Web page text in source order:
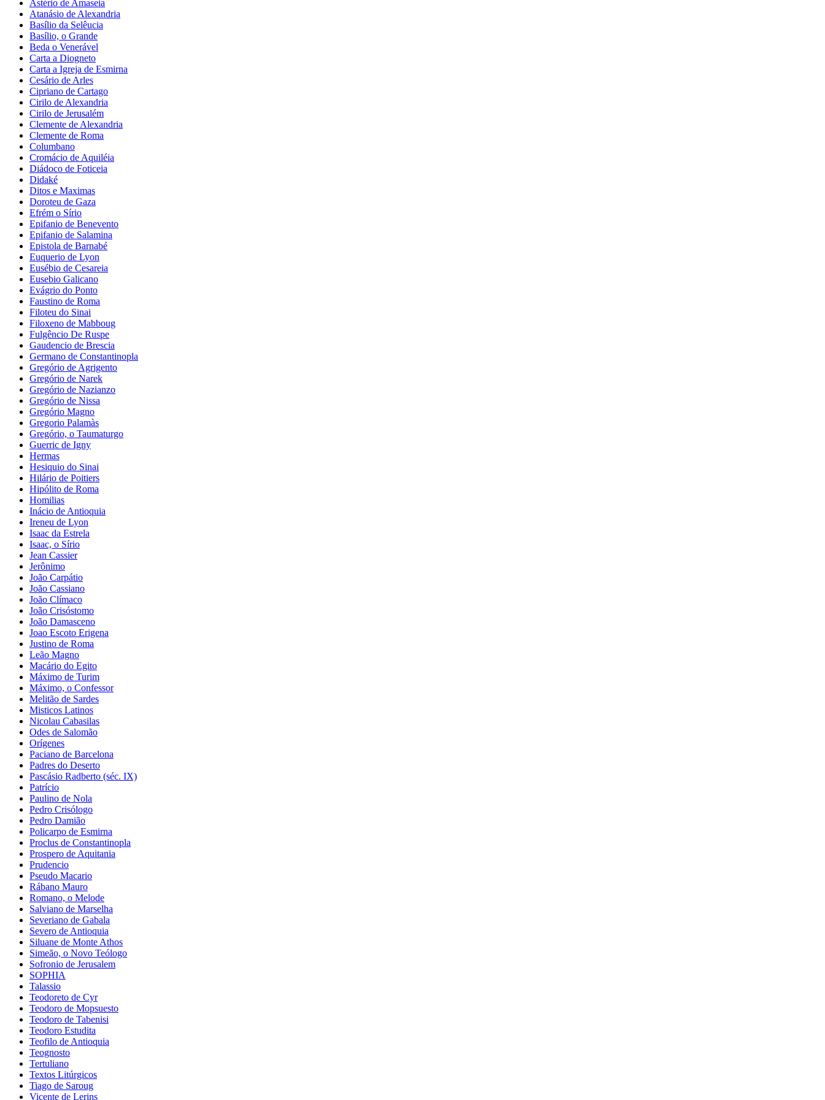
Astério de Amaseia
Atanásio de Alexandria
Basílio da Selêucia
Basílio, o Grande
Beda o Venerável
Carta a Diogneto
Carta a Igreja de Esmirna
Cesário de Arles
Cipriano de Cartago
Cirilo de Alexandria
Cirilo de Jerusalém
Clemente de Alexandria
Clemente de Roma
Columbano
Cromácio de Aquiléia
Diádoco de Foticeia
Didaké
Ditos e Maximas
Doroteu de Gaza
Efrém o Sírio
Epifanio de Benevento
Epifanio de Salamina
Epistola de Barnabé
Euquerio de Lyon
Eusébio de Cesareia
Eusebio Galicano
Evágrio do Ponto
Faustino de Roma
Filoteu do Sinai
Filoxeno de Mabboug
Fulgêncio De Ruspe
Gaudencio de Brescia
Germano de Constantinopla
Gregório de Agrigento
Gregório de Narek
Gregório de Nazianzo
Gregório de Nissa
Gregório Magno
Gregorio Palamàs
Gregório, o Taumaturgo
Guerric de Igny
Hermas
Hesiquio do Sinai
Hilário de Poitiers
Hipólito de Roma
Homilias
Inácio de Antioquia
Ireneu de Lyon
Isaac da Estrela
Isaac, o Sírio
Jean Cassier
Jerônimo
João Carpátio
João Cassiano
João Clímaco
João Crisóstomo
João Damasceno
Joao Escoto Erigena
Justino de Roma
Leão Magno
Macário do Egito
Máximo de Turim
Máximo, o Confessor
Melitão de Sardes
Misticos Latinos
Nicolau Cabasilas
Odes de Salomão
Orígenes
Paciano de Barcelona
Padres do Deserto
Pascásio Radberto (séc. IX)
Patrício
Paulino de Nola
Pedro Crisólogo
Pedro Damião
Policarpo de Esmirna
Proclus de Constantinopla
Prospero de Aquitania
Prudencio
Pseudo Macario
Rábano Mauro
Romano, o Melode
Salviano de Marselha
Severiano de Gabala
Severo de Antioquia
Siluane de Monte Athos
Simeão, o Novo Teólogo
Sofronio de Jerusalem
SOPHIA
Talassio
Teodoreto de Cyr
Teodoro de Mopsuesto
Teodoro de Tabenisi
Teodoro Estudita
Teofilo de Antioquia
Teognosto
Tertuliano
Textos Litúrgicos
Tiago de Saroug
Vicente de Lerins